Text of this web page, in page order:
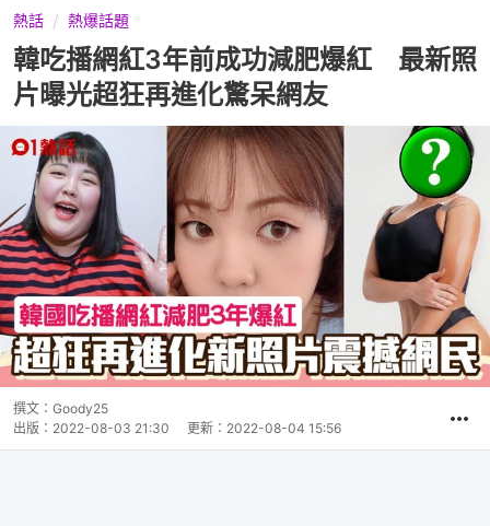
熱話 熱爆話題
韓吃播網紅3年前成功減肥爆紅 最新照
片曝光超狂再進化驚呆網友
撰文： Goody25
出版： 2022-08-03 21:30 更新： 2022-08-04 15:56